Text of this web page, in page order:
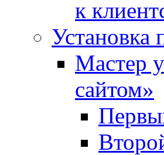
к
Установка
Мастер
сайтом»